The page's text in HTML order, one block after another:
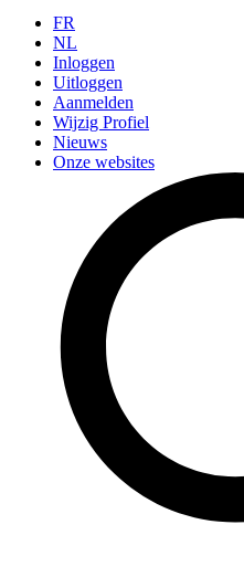
FR
NL
Inloggen
Uitloggen
Aanmelden
Wijzig Profiel
Nieuws
Onze websites